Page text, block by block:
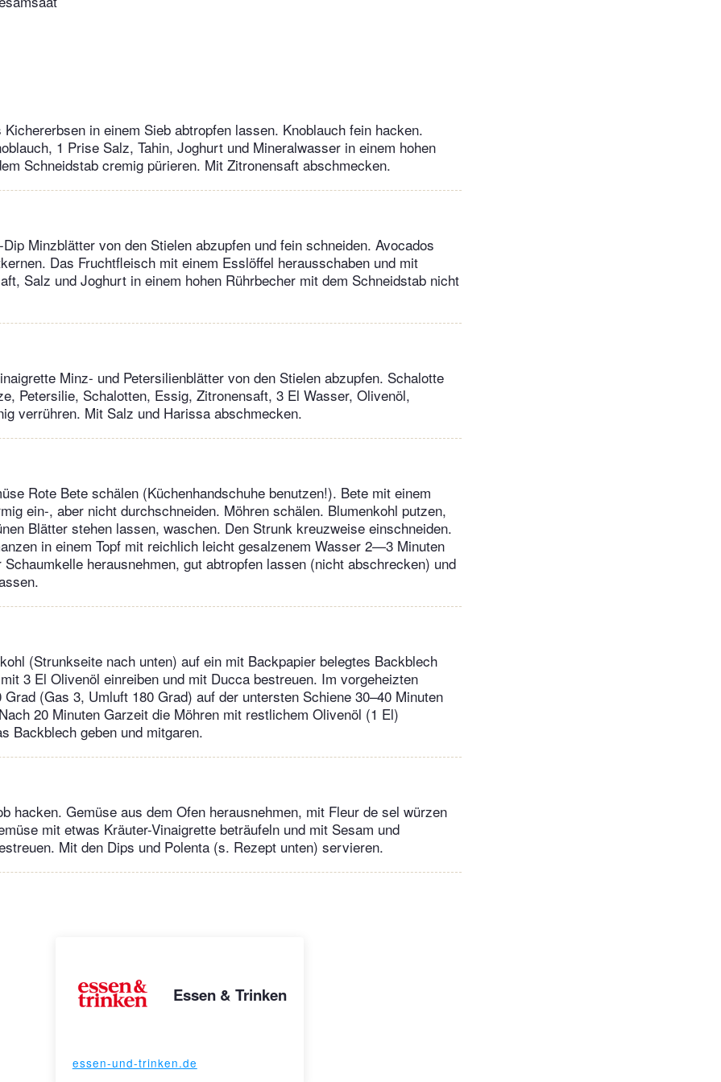
Kichererbsen in einem Sieb abtropfen lassen. Knoblauch fein hacken.
1 Prise Salz, Tahin, Joghurt und Mineralwasser in einem hohen
Schneidstab cremig pürieren. Mit Zitronensaft abschmecken.
Minzblätter von den Stielen abzupfen und fein schneiden. Avocados
Das Fruchtfleisch mit einem Esslöffel herausschaben und mit
Salz und Joghurt in einem hohen Rührbecher mit dem Schneidstab nicht
Minz- und Petersilienblätter von den Stielen abzupfen. Schalotte
Petersilie, Schalotten, Essig, Zitronensaft, 3 El Wasser, Olivenöl,
verrühren. Mit Salz und Harissa abschmecken.
Rote Bete schälen (Küchenhandschuhe benutzen!). Bete mit einem
ein-, aber nicht durchschneiden. Möhren schälen. Blumenkohl putzen,
Blätter stehen lassen, waschen. Den Strunk kreuzweise einschneiden.
in einem Topf mit reichlich leicht gesalzenem Wasser 2—3 Minuten
herausnehmen, gut abtropfen lassen (nicht abschrecken) und
(Strunkseite nach unten) auf ein mit Backpapier belegtes Backblech
3 El Olivenöl einreiben und mit Ducca bestreuen. Im vorgeheizten
Grad (Gas 3, Umluft 180 Grad) auf der untersten Schiene 30–40 Minuten
20 Minuten Garzeit die Möhren mit restlichem Olivenöl (1 El)
Backblech geben und mitgaren.
hacken. Gemüse aus dem Ofen herausnehmen, mit Fleur de sel würzen
mit etwas Kräuter-Vinaigrette beträufeln und mit Sesam und
Mit den Dips und Polenta (s. Rezept unten) servieren.
Essen & Trinken
essen-und-trinken.de